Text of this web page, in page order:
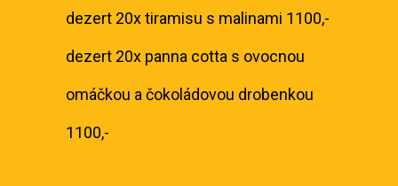
dezert 20x tiramisu s malinami 1100,-
dezert 20x panna cotta s ovocnou
omáčkou a čokoládovou drobenkou
1100,-